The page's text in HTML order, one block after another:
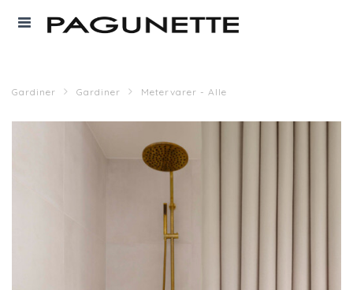
Gardiner Gardiner Metervarer - Alle